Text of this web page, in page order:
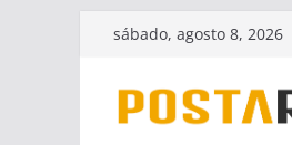
Saltar
contenido
sábado, agosto 8, 2026